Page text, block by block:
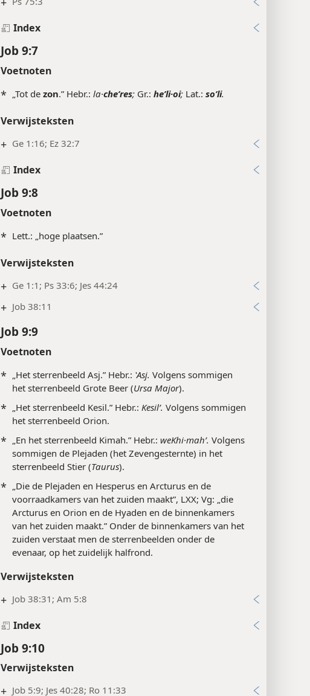
Index
Job 9:7
Voetnoten
* „Tot dezon.” Hebr.:la·cheʹres; Gr.:heʹli·oi; Lat.:soʹli.
Verwijsteksten
+ Ge 1:16; Ez 32:7
Index
Job 9:8
Voetnoten
* Lett.: „hoge plaatsen.”
Verwijsteksten
+ Ge 1:1; Ps 33:6; Jes 44:24
+ Job 38:11
Job 9:9
Voetnoten
* „Het sterrenbeeld Asj.” Hebr.: ʽAsj. Volgens sommigen
het sterrenbeeld Grote Beer (Ursa Major).
* „Het sterrenbeeld Kesil.” Hebr.: Kesilʹ. Volgens sommigen
het sterrenbeeld Orion.
* „En het sterrenbeeld Kimah.” Hebr.:weKhi·mahʹ. Volgens
sommigen de Plejaden (het Zevengesternte) in het
sterrenbeeld Stier (Taurus).
*
„Die de Plejaden en Hesperus en Arcturus en de
voorraadkamers van het zuiden maakt”, LXX; Vg: „die
Arcturus en Orion en de Hyaden en de binnenkamers
van het zuiden maakt.” Onder de binnenkamers van het
zuiden verstaat men de sterrenbeelden onder de
evenaar, op het zuidelijk halfrond.
Verwijsteksten
+ Job 38:31; Am 5:8
Index
Job 9:10
Verwijsteksten
+ Job 5:9; Jes 40:28; Ro 11:33